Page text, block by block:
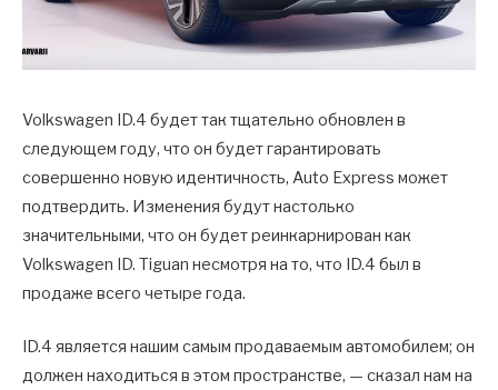
Volkswagen ID.4 будет так тщательно обновлен в
следующем году, что он будет гарантировать
совершенно новую идентичность, Auto Express может
подтвердить. Изменения будут настолько
значительными, что он будет реинкарнирован как
Volkswagen ID. Tiguan несмотря на то, что ID.4 был в
продаже всего четыре года.
ID.4 является нашим самым продаваемым автомобилем; он
должен находиться в этом пространстве, — сказал нам на